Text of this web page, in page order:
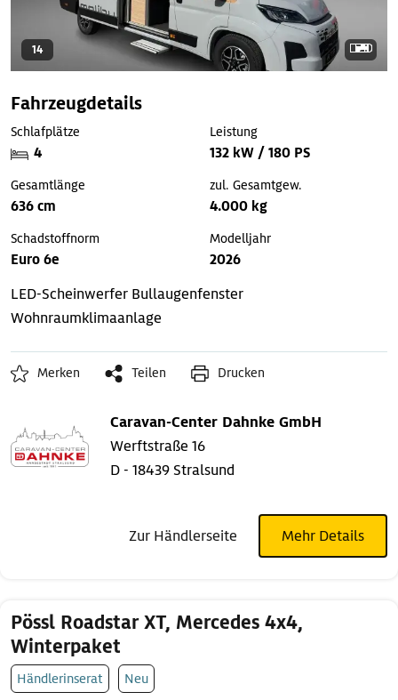
14
Fahrzeugdetails
Schlafplätze
4
Leistung
132 kW / 180 PS
Gesamtlänge
636 cm
zul. Gesamtgew.
4.000 kg
Schadstoffnorm
Euro 6e
Modelljahr
2026
LED-Scheinwerfer Bullaugenfenster
Wohnraumklimaanlage
Merken Teilen Drucken
Caravan-Center Dahnke GmbH
Werftstraße 16
D - 18439 Stralsund
Zur Händlerseite Mehr Details
Pössl Roadstar XT, Mercedes 4x4,
Winterpaket
Händlerinserat Neu